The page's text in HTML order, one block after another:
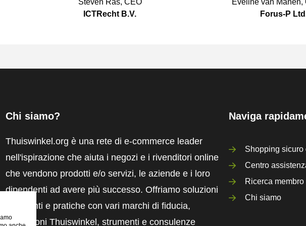
Steven Ras, CEO
ICTRecht B.V.
Eveline van Manen,
Forus-P
Chi siamo?
Thuiswinkel.org è una rete di e-commerce leader
nell'ispirazione che aiuta i negozi e i rivenditori online
che vendono prodotti e/o servizi, le aziende e i loro
dipendenti ad avere più successo. Offriamo soluzioni
pertinenti e pratiche con vari marchi di fiducia,
recensioni Thuiswinkel, strumenti e consulenze
Naviga
Shopping
Centro
Ricerca membro
Chi siamo